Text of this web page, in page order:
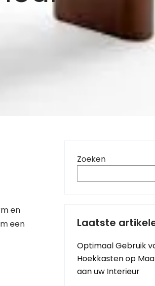
en
een
Zoeken
Laatste
Optimaal Gebruik
Hoekkasten op
aan uw Interieur